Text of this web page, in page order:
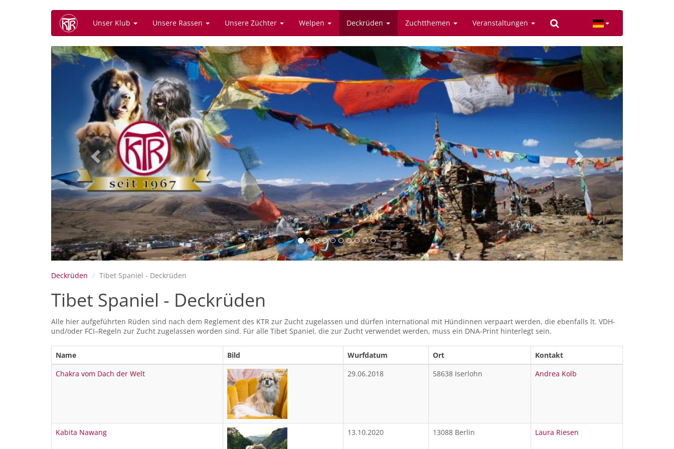
Unser Klub Unsere Rassen Unsere Züchter Welpen Deckrüden Zuchtthemen Veranstaltungen
Previous Next
Deckrüden Tibet Spaniel - Deckrüden
Tibet Spaniel - Deckrüden
Alle hier aufgeführten Rüden sind nach dem Reglement des KTR zur Zucht zugelassen und dürfen international mit Hündinnen verpaart werden, die ebenfalls lt. VDH-
und/oder FCI–Regeln zur Zucht zugelassen worden sind. Für alle Tibet Spaniel, die zur Zucht verwendet werden, muss ein DNA-Print hinterlegt sein.
Name Bild Wurfdatum Ort
Kontakt
Chakra vom Dach der Welt
29.06.2018 58638 Iserlohn Andrea Kolb
Kabita Nawang 13.10.2020 13088 Berlin Laura Riesen